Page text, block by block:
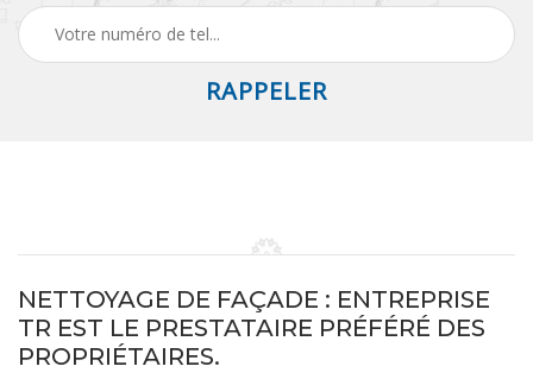
NETTOYAGE DE FAÇADE : ENTREPRISE
TR EST LE PRESTATAIRE PRÉFÉRÉ DES
PROPRIÉTAIRES.